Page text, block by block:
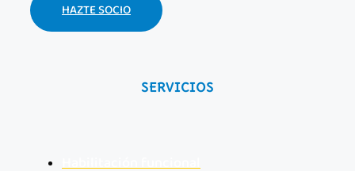
HAZTE SOCIO
SERVICIOS
Habilitación funcional